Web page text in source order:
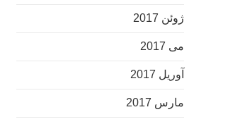
ژوئن 2017
می 2017
آوریل 2017
مارس 2017